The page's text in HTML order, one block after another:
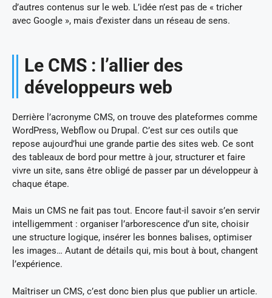
d’autres contenus sur le web. L’idée n’est pas de « tricher
avec Google », mais d’exister dans un réseau de sens.
Le CMS : l’allier des
développeurs web
Derrière l’acronyme CMS, on trouve des plateformes comme
WordPress, Webflow ou Drupal. C’est sur ces outils que
repose aujourd’hui une grande partie des sites web. Ce sont
des tableaux de bord pour mettre à jour, structurer et faire
vivre un site, sans être obligé de passer par un développeur à
chaque étape.
Mais un CMS ne fait pas tout. Encore faut-il savoir s’en servir
intelligemment : organiser l’arborescence d’un site, choisir
une structure logique, insérer les bonnes balises, optimiser
les images… Autant de détails qui, mis bout à bout, changent
l’expérience.
Maîtriser un CMS, c’est donc bien plus que publier un article.